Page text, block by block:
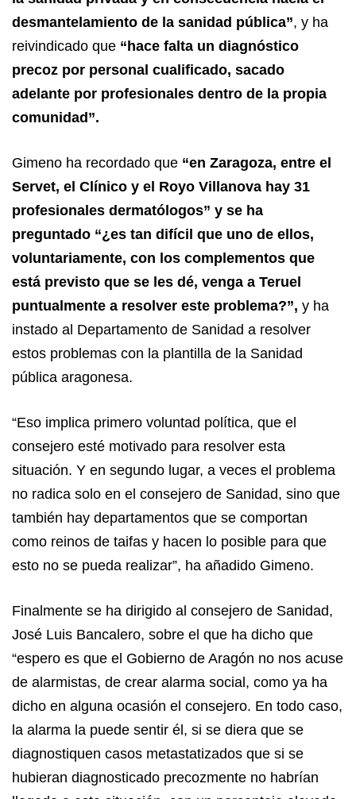
desmantelamiento de la sanidad pública”, y ha
reivindicado que “hace falta un diagnóstico
precoz por personal cualificado, sacado
adelante por profesionales dentro de la propia
comunidad”.
Gimeno ha recordado que “en Zaragoza, entre el
Servet, el Clínico y el Royo Villanova hay 31
profesionales dermatólogos” y se ha
preguntado “¿es tan difícil que uno de ellos,
voluntariamente, con los complementos que
está previsto que se les dé, venga a Teruel
puntualmente a resolver este problema?”, y ha
instado al Departamento de Sanidad a resolver
estos problemas con la plantilla de la Sanidad
pública aragonesa.
“Eso implica primero voluntad política, que el
consejero esté motivado para resolver esta
situación. Y en segundo lugar, a veces el problema
no radica solo en el consejero de Sanidad, sino que
también hay departamentos que se comportan
como reinos de taifas y hacen lo posible para que
esto no se pueda realizar”, ha añadido Gimeno.
Finalmente se ha dirigido al consejero de Sanidad,
José Luis Bancalero, sobre el que ha dicho que
“espero es que el Gobierno de Aragón no nos acuse
de alarmistas, de crear alarma social, como ya ha
dicho en alguna ocasión el consejero. En todo caso,
la alarma la puede sentir él, si se diera que se
diagnostiquen casos metastatizados que si se
hubieran diagnosticado precozmente no habrían